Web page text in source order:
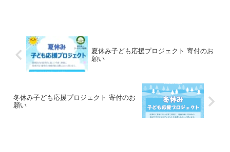
夏休み子ども応援プロジェクト 寄付のお
願い
冬休み子ども応援プロジェクト 寄付のお
願い